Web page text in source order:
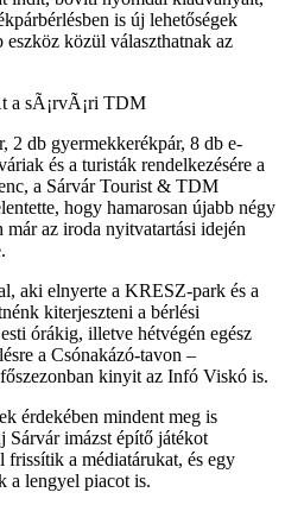
is új lehetőségek
közül választhatnak az
2 db gyermekkerékpár, 8 db e-
és a turisták rendelkezésére a
a Sárvár Tourist & TDM
hogy hamarosan újabb négy
már az iroda nyitvatartási idején
aki elnyerte a KRESZ-park és a
kiterjeszteni a bérlési
órákig, illetve hétvégén egész
a Csónakázó-tavon –
kinyit az Infó Viskó is.
érdekében mindent meg is
Sárvár imázst építő játékot
a médiatárukat, és egy
a lengyel piacot is.